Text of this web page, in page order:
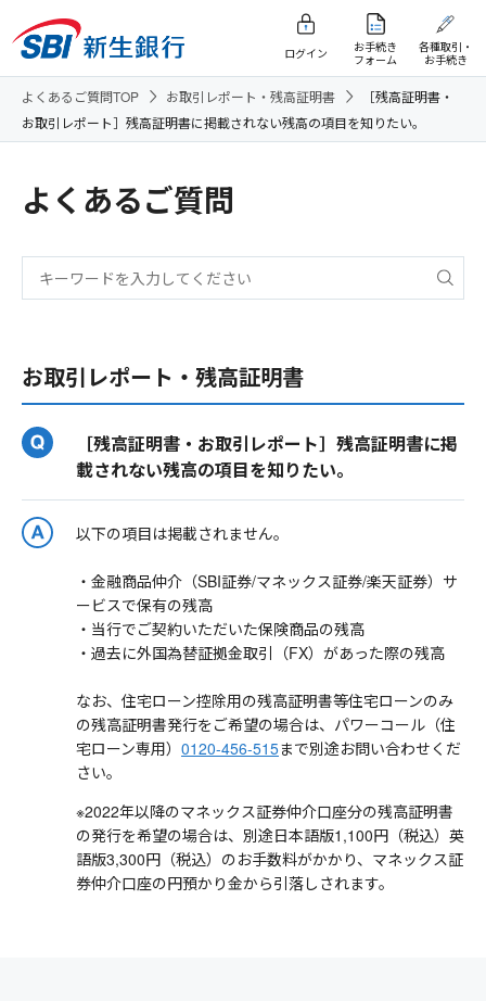
ログイン
お手続き
フォーム
各種取引・
お手続き
よくあるご質問TOP お取引レポート・残高証明書
［残高証明書・
お取引レポート］残高証明書に掲載されない残高の項目を知りたい。
よくあるご質問
お取引レポート・残高証明書
［残高証明書・お取引レポート］残高証明書に掲
載されない残高の項目を知りたい。
以下の項目は掲載されません。
・金融商品仲介（SBI証券/マネックス証券/楽天証券）サ
ービスで保有の残高
・当行でご契約いただいた保険商品の残高
・過去に外国為替証拠金取引（FX）があった際の残高
なお、住宅ローン控除用の残高証明書等住宅ローンのみ
の残高証明書発行をご希望の場合は、パワーコール（住
宅ローン専用） 0120-456-515まで別途お問い合わせくだ
さい。
※2022年以降のマネックス証券仲介口座分の残高証明書
の発行を希望の場合は、別途日本語版1,100円（税込）英
語版3,300円（税込）のお手数料がかかり、マネックス証
券仲介口座の円預かり金から引落しされます。